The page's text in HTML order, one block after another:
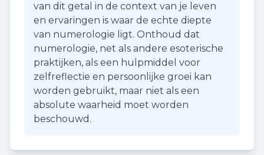
van dit getal in de context van je leven
en ervaringen is waar de echte diepte
van numerologie ligt. Onthoud dat
numerologie, net als andere esoterische
praktijken, als een hulpmiddel voor
zelfreflectie en persoonlijke groei kan
worden gebruikt, maar niet als een
absolute waarheid moet worden
beschouwd.